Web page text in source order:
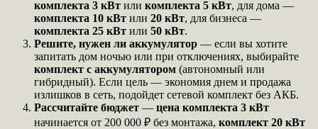
комплекта 3 кВт или комплекта 5 кВт, для дома —
комплекта 10 кВт или 20 кВт, для бизнеса —
комплекта 25 кВт или 50 кВт.
Решите, нужен ли аккумулятор — если вы хотите
запитать дом ночью или при отключениях, выбирайте
комплект с аккумулятором (автономный или
гибридный). Если цель — экономия днем и продажа
излишков в сеть, подойдет сетевой комплект без АКБ.
Рассчитайте бюджет — цена комплекта 3 кВт
начинается от 200 000 ₽ без монтажа, комплект 20 кВт